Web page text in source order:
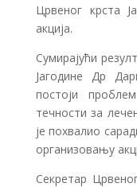
Црвеног крста
акција.
Сумирајући
Јагодине Др
постоји
течности за
је похвалио
организовању
Секретар